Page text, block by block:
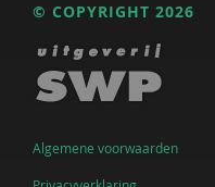
© COPYRIGHT 2026
Algemene voorwaarden